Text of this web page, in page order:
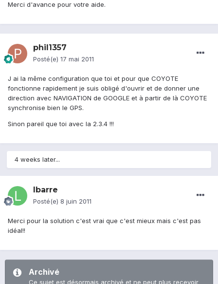
Merci d'avance pour votre aide.
phil1357
Posté(e) 17 mai 2011
J ai la même configuration que toi et pour que COYOTE
fonctionne rapidement je suis obligé d'ouvrir et de donner une
direction avec NAVIGATION de GOOGLE et à partir de là COYOTE
synchronise bien le GPS.
Sinon pareil que toi avec la 2.3.4 !!!
4 weeks later...
lbarre
Posté(e) 8 juin 2011
Merci pour la solution c'est vrai que c'est mieux mais c'est pas
idéal!!
Archivé
Ce sujet est désormais archivé et ne peut plus recevoir